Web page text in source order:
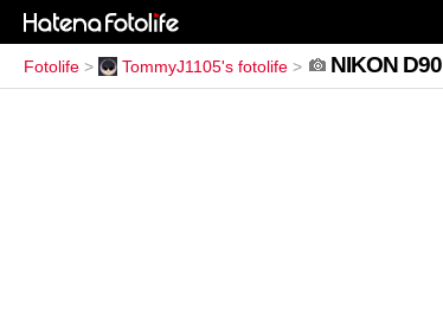
Fotolife > TommyJ1105's fotolife > NIKON D90